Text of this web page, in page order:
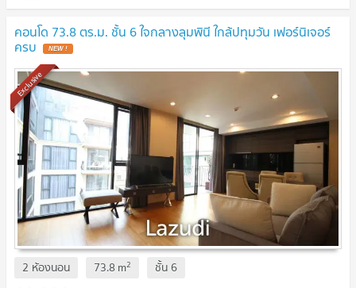
คอนโด 73.8 ตร.ม. ชั้น 6 ใจกลางลุมพินี ใกล้ปทุมวัน เฟอร์นิเจอร์
ครบ
Exclusive
2 ห้องนอน 73.8m2 ชั้น 6